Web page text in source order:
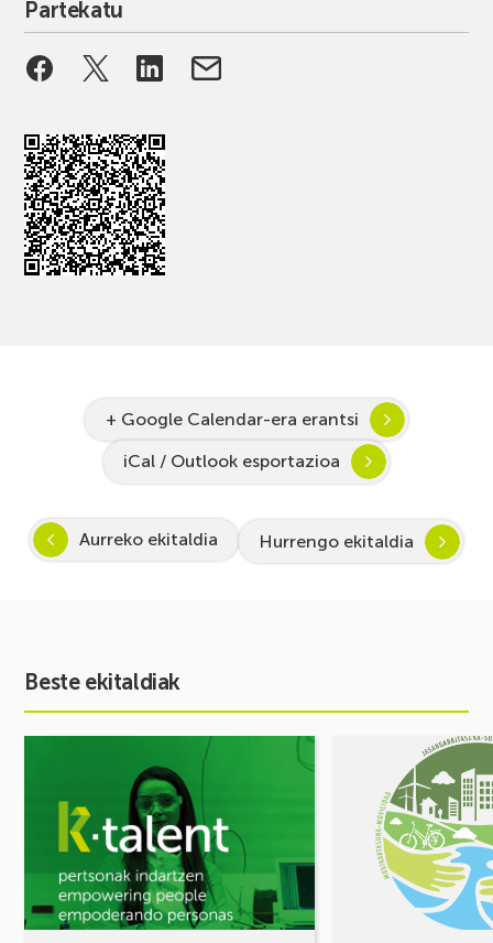
Partekatu
+ Google Calendar-era erantsi
iCal / Outlook esportazioa
Aurreko ekitaldia Hurrengo ekitaldia
Beste ekitaldiak
STEAM
Zientzia
eta
teknologiarako
MUGIKORTASUN
FOROA
Partekatu
erronkak,